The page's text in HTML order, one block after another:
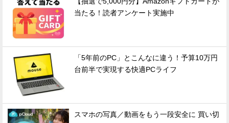
当たる！読者アンケート実施中
「5年前のPC」とこんなに違う！予算10万円
台前半で実現する快適PCライフ
スマホの写真／動画をもう一段安全に 買い切